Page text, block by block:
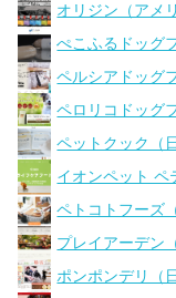
オリジン（アメ
ぺこふるドッグ
ペルシアドッグ
ペロリコドッグ
ペットクック（
イオンペット ペ
ペトコトフーズ
プレイアーデン
ポンポンデリ（